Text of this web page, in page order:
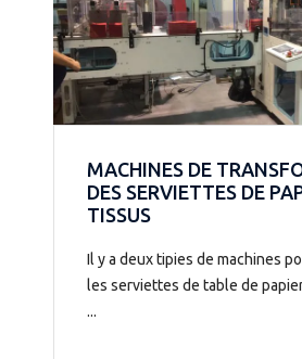
MACHINES DE
DES SERVIETTES DE
TISSUS
Il y a deux tipies de machines
les serviettes de table de
...